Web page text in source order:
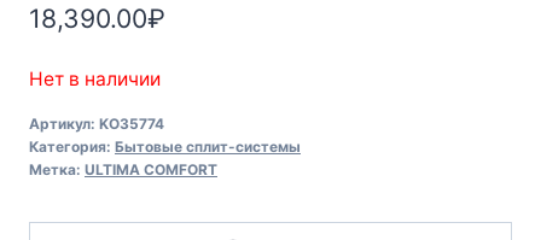
18,390.00₽
Нет в наличии
Артикул: KO35774
Категория: Бытовые сплит-системы
Метка: ULTIMA COMFORT